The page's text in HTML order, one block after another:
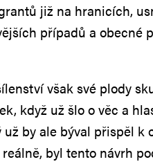
již na hranicích,
případů a obecné
však své plody
když už šlo o věc a
už by ale býval přispěl k
byl tento návrh